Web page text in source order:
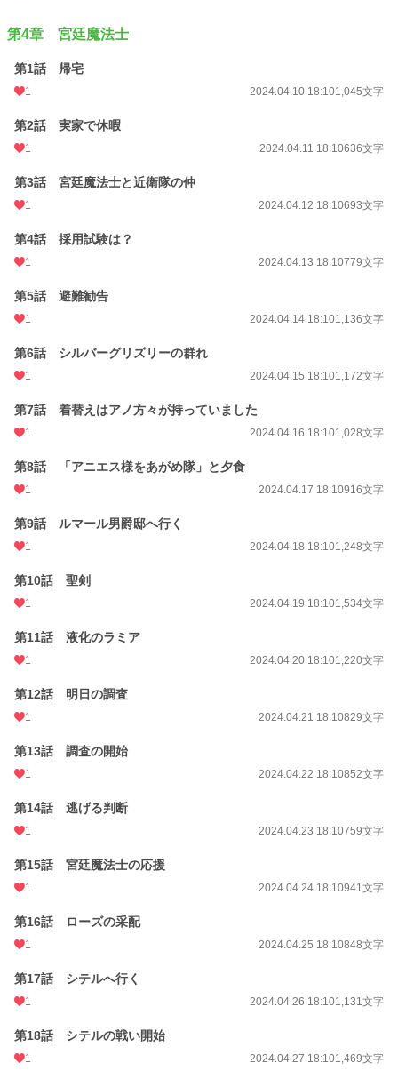
第4章 宮廷魔法士
第1話 帰宅
1 2024.04.10 18:101,045文字
第2話 実家で休暇
1 2024.04.11 18:10636文字
第3話 宮廷魔法士と近衛隊の仲
1 2024.04.12 18:10693文字
第4話 採用試験は？
1 2024.04.13 18:10779文字
第5話 避難勧告
1 2024.04.14 18:101,136文字
第6話 シルバーグリズリーの群れ
1 2024.04.15 18:101,172文字
第7話 着替えはアノ方々が持っていました
1 2024.04.16 18:101,028文字
第8話 「アニエス様をあがめ隊」と夕食
1 2024.04.17 18:10916文字
第9話 ルマール男爵邸へ行く
1 2024.04.18 18:101,248文字
第10話 聖剣
1 2024.04.19 18:101,534文字
第11話 液化のラミア
1 2024.04.20 18:101,220文字
第12話 明日の調査
1 2024.04.21 18:10829文字
第13話 調査の開始
1 2024.04.22 18:10852文字
第14話 逃げる判断
1 2024.04.23 18:10759文字
第15話 宮廷魔法士の応援
1 2024.04.24 18:10941文字
第16話 ローズの采配
1 2024.04.25 18:10848文字
第17話 シテルへ行く
1 2024.04.26 18:101,131文字
第18話 シテルの戦い開始
1 2024.04.27 18:101,469文字